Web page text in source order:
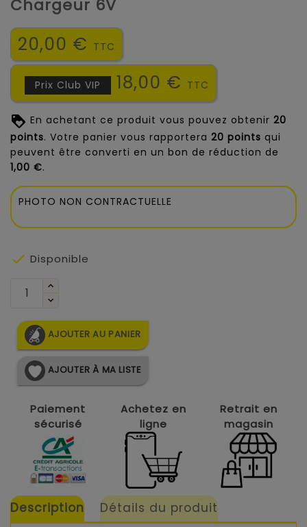
Chargeur 6V
20,00 € TTC
Prix Club VIP 18,00 € TTC
En achetant ce produit vous pouvez obtenir 20
points. Votre panier vous rapportera 20 points qui
peuvent être converti en un bon de réduction de
1,00 €.
PHOTO NON CONTRACTUELLE
 Disponible
AJOUTER AU PANIER
AJOUTER À MA LISTE
Paiement
sécurisé
Achetez en
ligne
Retrait en
magasin
Description Détails du produit